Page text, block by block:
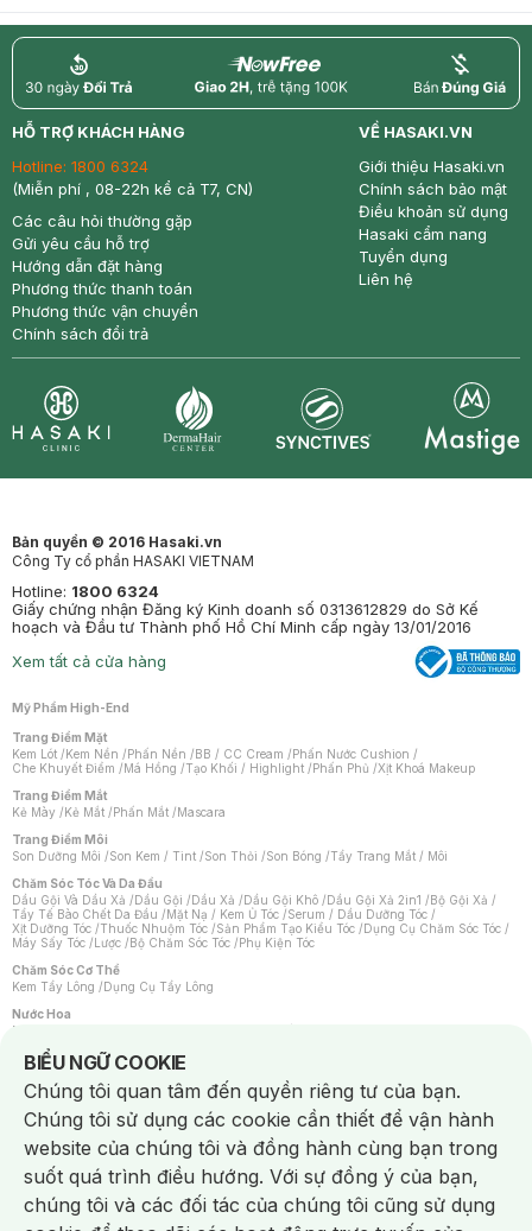
return nowfree price
HỖ TRỢ KHÁCH HÀNG
Hotline: 1800 6324
(Miễn phí , 08-22h kể cả T7, CN)
Các câu hỏi thường gặp
Gửi yêu cầu hỗ trợ
Hướng dẫn đặt hàng
Phương thức thanh toán
Phương thức vận chuyển
Chính sách đổi trả
VỀ HASAKI.VN
Giới thiệu Hasaki.vn
Chính sách bảo mật
Điều khoản sử dụng
Hasaki cẩm nang
Tuyển dụng
Liên hệ
Bản quyền © 2016 Hasaki.vn
Công Ty cổ phần HASAKI VIETNAM
Hotline: 1800 6324
Giấy chứng nhận Đăng ký Kinh doanh số 0313612829 do Sở Kế
hoạch và Đầu tư Thành phố Hồ Chí Minh cấp ngày 13/01/2016
Xem tất cả cửa hàng
Mỹ Phẩm High-End
Trang Điểm Mặt
Kem Lót /Kem Nền /Phấn Nền /BB / CC Cream /Phấn Nước Cushion /
Che Khuyết Điểm /Má Hồng /Tạo Khối / Highlight /Phấn Phủ /Xịt Khoá Makeup
Trang Điểm Mắt
Kẻ Mày /Kẻ Mắt /Phấn Mắt /Mascara
Trang Điểm Môi
Son Dưỡng Môi /Son Kem / Tint /Son Thỏi /Son Bóng /Tẩy Trang Mắt / Môi
Chăm Sóc Tóc Và Da Đầu
Dầu Gội Và Dầu Xả /Dầu Gội /Dầu Xả /Dầu Gội Khô /Dầu Gội Xả 2in1 /Bộ Gội Xả /
Tẩy Tế Bào Chết Da Đầu /Mặt Nạ / Kem Ủ Tóc /Serum / Dầu Dưỡng Tóc /
Xịt Dưỡng Tóc /Thuốc Nhuộm Tóc /Sản Phẩm Tạo Kiểu Tóc /Dụng Cụ Chăm Sóc Tóc /
Máy Sấy Tóc /Lược /Bộ Chăm Sóc Tóc /Phụ Kiện Tóc
Chăm Sóc Cơ Thể
Kem Tẩy Lông /Dụng Cụ Tẩy Lông
Nước Hoa
Nước Hoa Nữ
Chăm Sóc Cá Nhân
Chống Muỗi /Khẩu Trang /Máy Massage/Mặt Nạ Xông Hơi /Nước Rửa Tay/
Sản Phẩm Chăm Sóc Khác /Bàn Chải Đánh Răng /Bàn Chải Điện/
Hỗ Trợ Trắng Răng/Kem Đánh Răng /Máy Tăm Nước/ Nước Súc Miệng/
Tăm / Chỉ Nha Khoa/ Xịt Thơm Miệng / Dung Dịch Vệ Sinh/Dưỡng Vùng Kín/
Khăn Ướt Vệ Sinh Vùng Kín/Băng Vệ Sinh/Tampon/Bọt Cạo Râu /Dao Cạo Râu/
Máy Cạo Râu
Vấn Đề Về Da
Da Dầu / Lỗ Chân Lông To/ Da Khô / Mất Nước/ Da Lão Hóa/ Da Mụn/
Da Nhạy Cảm / Kích Ứng
Da Xỉn Màu Thâm / Nám / Tàn Nhang
BIỂU NGỮ COOKIE
Notice about cookies usage
Chúng tôi quan tâm đến quyền riêng tư của bạn.
Chúng tôi sử dụng các cookie cần thiết để vận hành
website của chúng tôi và đồng hành cùng bạn trong
suốt quá trình điều hướng. Với sự đồng ý của bạn,
chúng tôi và các đối tác của chúng tôi cũng sử dụng